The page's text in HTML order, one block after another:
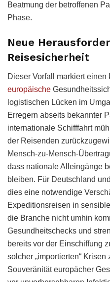
Beatmung der betroffenen
Phase.
Neue
Reisesicherheit
Dieser Vorfall markiert
europäische
logistischen Lücken im
Erregern abseits bekannter
internationale Schifffahrt
der Reisenden
Mensch-zu-Mensch-
dass nationale Alleingänge
bleiben. Für Deutschland
dies eine notwendige
Expeditionsreisen in
die Branche nicht umhin
Gesundheitschecks und
bereits vor der Einschiffung
solcher „importierten“
Souveränität europächer